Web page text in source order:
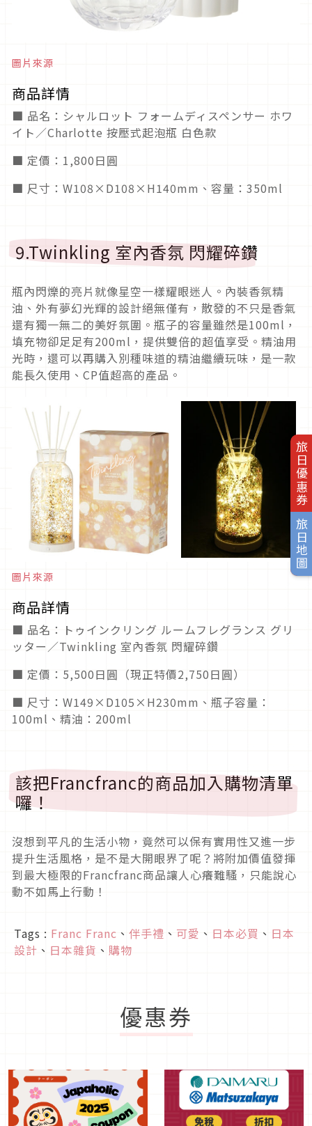
旅日優惠券
旅日地圖
圖片來源
商品詳情
■ 品名：シャルロット フォームディスペンサー ホワ
イト／Charlotte 按壓式起泡瓶 白色款
■ 定價：1,800日圓
■ 尺寸：W108×D108×H140mm、容量：350ml
9.Twinkling 室內香氛 閃耀碎鑽
瓶內閃爍的亮片就像星空一樣耀眼迷人。內裝香氛精
油、外有夢幻光輝的設計絕無僅有，散發的不只是香氣
還有獨一無二的美好氛圍。瓶子的容量雖然是100ml，
填充物卻足足有200ml，提供雙倍的超值享受。精油用
光時，還可以再購入別種味道的精油繼續玩味，是一款
能長久使用、CP值超高的產品。
圖片來源
商品詳情
■ 品名：トゥインクリング ルームフレグランス グリ
ッター／Twinkling 室內香氛 閃耀碎鑽
■ 定價：5,500日圓（現正特價2,750日圓）
■ 尺寸：W149×D105×H230mm、瓶子容量：
100ml、精油：200ml
該把Francfranc的商品加入購物清單
囉！
沒想到平凡的生活小物，竟然可以保有實用性又進一步
提升生活風格，是不是大開眼界了呢？將附加價值發揮
到最大極限的Francfranc商品讓人心癢難騷，只能說心
動不如馬上行動！
Tags : Franc Franc 、 伴手禮 、 可愛 、 日本必買 、 日本
設計 、 日本雜貨 、 購物
優惠券